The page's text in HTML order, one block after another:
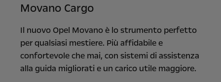
Movano Cargo
Il nuovo Opel Movano è lo strumento perfetto
per qualsiasi mestiere. Più affidabile e
confortevole che mai, con sistemi di assistenza
alla guida migliorati e un carico utile maggiore.